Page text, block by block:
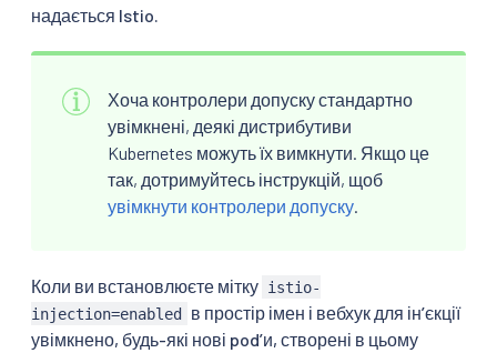
надається Istio.
Хоча контролери допуску стандартно
увімкнені, деякі дистрибутиви
Kubernetes можуть їх вимкнути. Якщо це
так, дотримуйтесь інструкцій, щоб
увімкнути контролери допуску
Коли ви встановлюєте мітку istio-
injection=enabled в простір імен і вебхук для інʼєкції
увімкнено, будь-які нові podʼи, створені в цьому